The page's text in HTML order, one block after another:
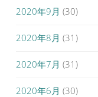
2020年9月 (30)
2020年8月 (31)
2020年7月 (31)
2020年6月 (30)